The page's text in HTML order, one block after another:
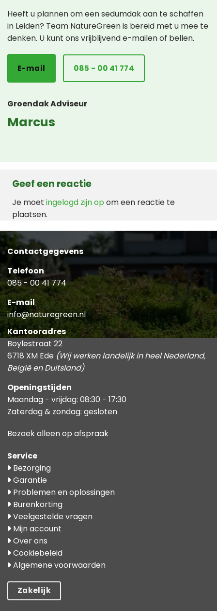
Heeft u plannen om een sedumdak aan te schaffen
in Leiden? Team NatureGreen is bereid met u mee te
denken. U kunt ons vrijblijvend e-mailen of bellen.
E-mail 085 - 00 41 774
Groendak Adviseur
Marcus
Geef een reactie
Je moet ingelogd zijn op om een reactie te
plaatsen.
Contactgegevens
Telefoon
085 - 00 41 774
E-mail
info@naturegreen.nl
Kantooradres
Boylestraat 22
6718 XM Ede (Wij werken landelijk in heel Nederland,
België en Duitsland)
Openingstijden
Maandag - vrijdag: 08:30 - 17:30
Zaterdag & zondag: gesloten
Bezoek alleen op afspraak
Service
Bezorging
Garantie
Problemen en oplossingen
Burenkorting
Veelgestelde vragen
Mijn account
Over ons
Cookiebeleid
Algemene voorwaarden
Zakelijk